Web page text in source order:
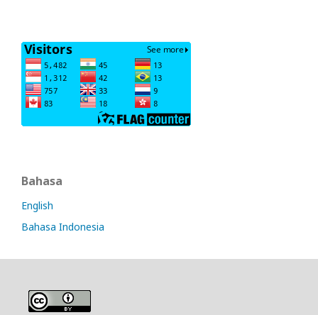
Bahasa
English
Bahasa Indonesia